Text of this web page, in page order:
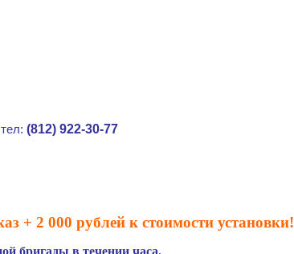
(812) 922-30-77
+ 2 000 рублей к стоимости установки!
бригады в течении часа.